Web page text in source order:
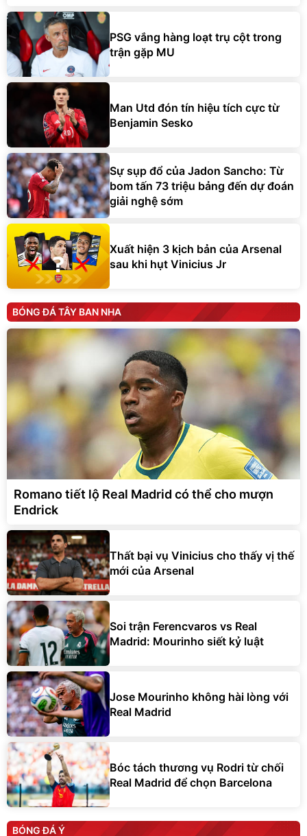
PSG vắng hàng loạt trụ cột trong
trận gặp MU
Man Utd đón tín hiệu tích cực từ
Benjamin Sesko
Sự sụp đổ của Jadon Sancho: Từ
bom tấn 73 triệu bảng đến dự đoán
giải nghệ sớm
Xuất hiện 3 kịch bản của Arsenal
sau khi hụt Vinicius Jr
BÓNG ĐÁ TÂY BAN NHA
Romano tiết lộ Real Madrid có thể cho mượn
Endrick
Thất bại vụ Vinicius cho thấy vị thế
mới của Arsenal
Soi trận Ferencvaros vs Real
Madrid: Mourinho siết kỷ luật
Jose Mourinho không hài lòng với
Real Madrid
Bóc tách thương vụ Rodri từ chối
Real Madrid để chọn Barcelona
BÓNG ĐÁ Ý